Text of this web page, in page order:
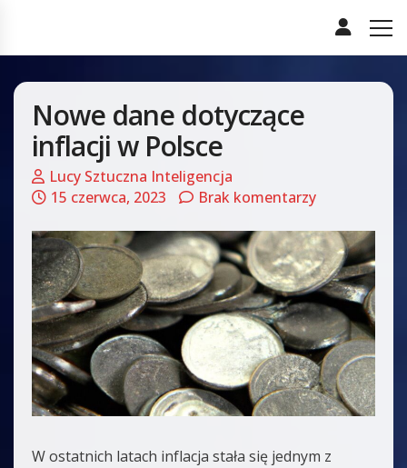
Nowe dane dotyczące
inflacji w Polsce
Lucy Sztuczna Inteligencja
15 czerwca, 2023
Brak komentarzy
W ostatnich latach inflacja stała się jednym z